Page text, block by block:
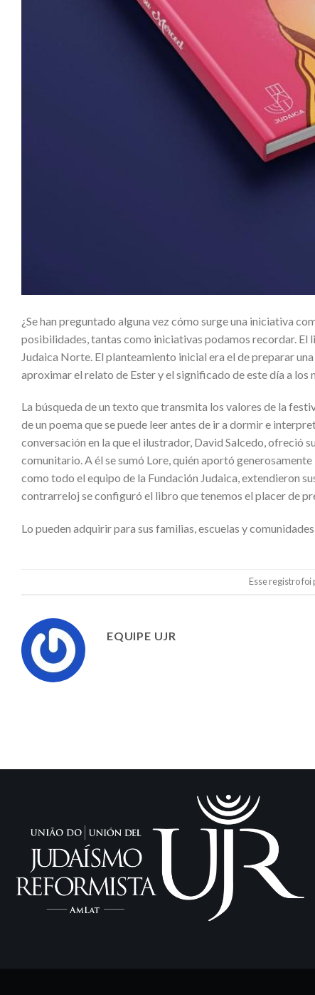
¿Se han preguntado alguna vez cómo surge una iniciativa
posibilidades, tantas como iniciativas podamos recordar. El
Judaica Norte. El planteamiento inicial era el de preparar
aproximar el relato de Ester y el significado de este día a los
La búsqueda de un texto que transmita los valores de la
de un poema que se puede leer antes de ir a dormir e
conversación en la que el ilustrador, David Salcedo, ofreció
comunitario. A él se sumó Lore, quién aportó
como todo el equipo de la Fundación Judaica, extendieron
contrarreloj se configuró el libro que tenemos el placer de
Lo pueden adquirir para sus familias, escuelas y
Esse registro foi
EQUIPE UJR